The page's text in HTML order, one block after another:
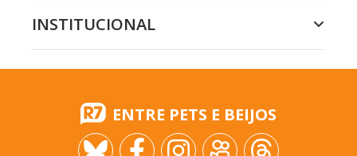
INSTITUCIONAL
ENTRE PETS E BEIJOS